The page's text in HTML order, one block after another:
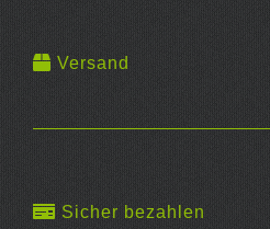
Versand
Sicher bezahlen